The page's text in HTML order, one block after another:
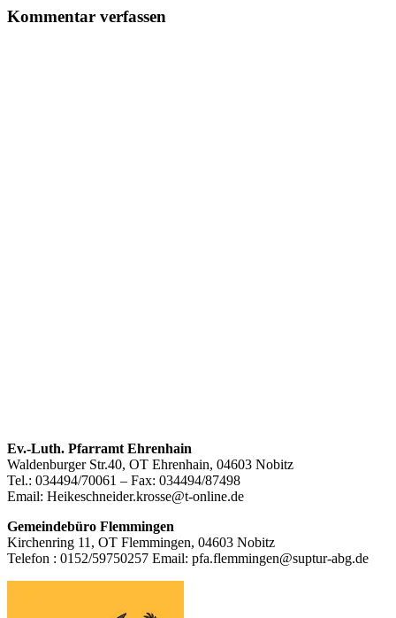
Kommentar verfassen
Footer
Inhalt
Ev.-Luth. Pfarramt Ehrenhain
Waldenburger Str.40, OT Ehrenhain, 04603 Nobitz
Tel.: 034494/70061 – Fax: 034494/87498
Email: Heikeschneider.krosse@t-online.de
Gemeindebüro Flemmingen
Kirchenring 11, OT Flemmingen, 04603 Nobitz
Telefon : 0152/59750257 Email: pfa.flemmingen@suptur-abg.de